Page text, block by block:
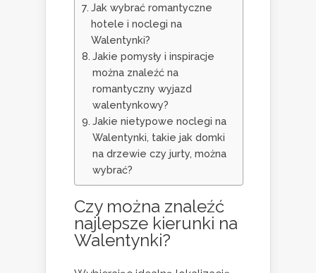
Jak wybrać romantyczne
hotele i noclegi na
Walentynki?
Jakie pomysły i inspiracje
można znaleźć na
romantyczny wyjazd
walentynkowy?
Jakie nietypowe noclegi na
Walentynki, takie jak domki
na drzewie czy jurty, można
wybrać?
Czy można znaleźć
najlepsze kierunki na
Walentynki?